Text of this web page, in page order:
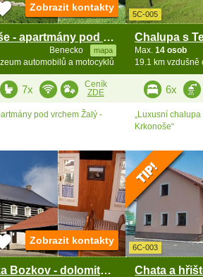
Chalupa Krkonoše - apartmány pod vrchem Žalý
Benecko mapa
automobilů a motocyklů
Zobrazit kontakty
7x
Ceník
ZDE
pod vrchem Žalý -
5C-005
Max. 14 osob
19.1 km vzdušně
6x
„Luxusní
Krkonoše“
Penzion Dřevěnka Bozkov - dolomitové jeskyně
Zobrazit kontakty
6C-003